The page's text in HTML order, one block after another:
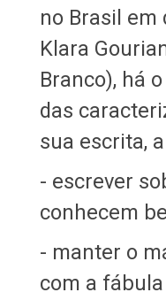
no Brasil em
Klara
Branco), há
das
sua escrita,
- escrever
conhecem
- manter o
com a